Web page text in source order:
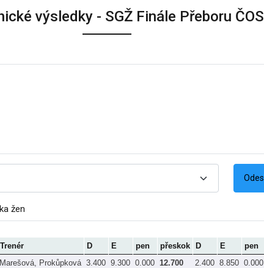
výsledky - SGŽ Finále Přeboru ČOS
žen
Trenér D E pen přeskok D E pen
Marešová, Prokůpková 3.400 9.300 0.000 12.700 2.400 8.850 0.000